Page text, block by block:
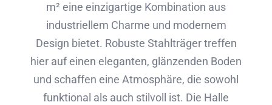
m² eine einzigartige Kombination aus
industriellem Charme und modernem
Design bietet. Robuste Stahlträger treffen
hier auf einen eleganten, glänzenden Boden
und schaffen eine Atmosphäre, die sowohl
funktional als auch stilvoll ist. Die Halle